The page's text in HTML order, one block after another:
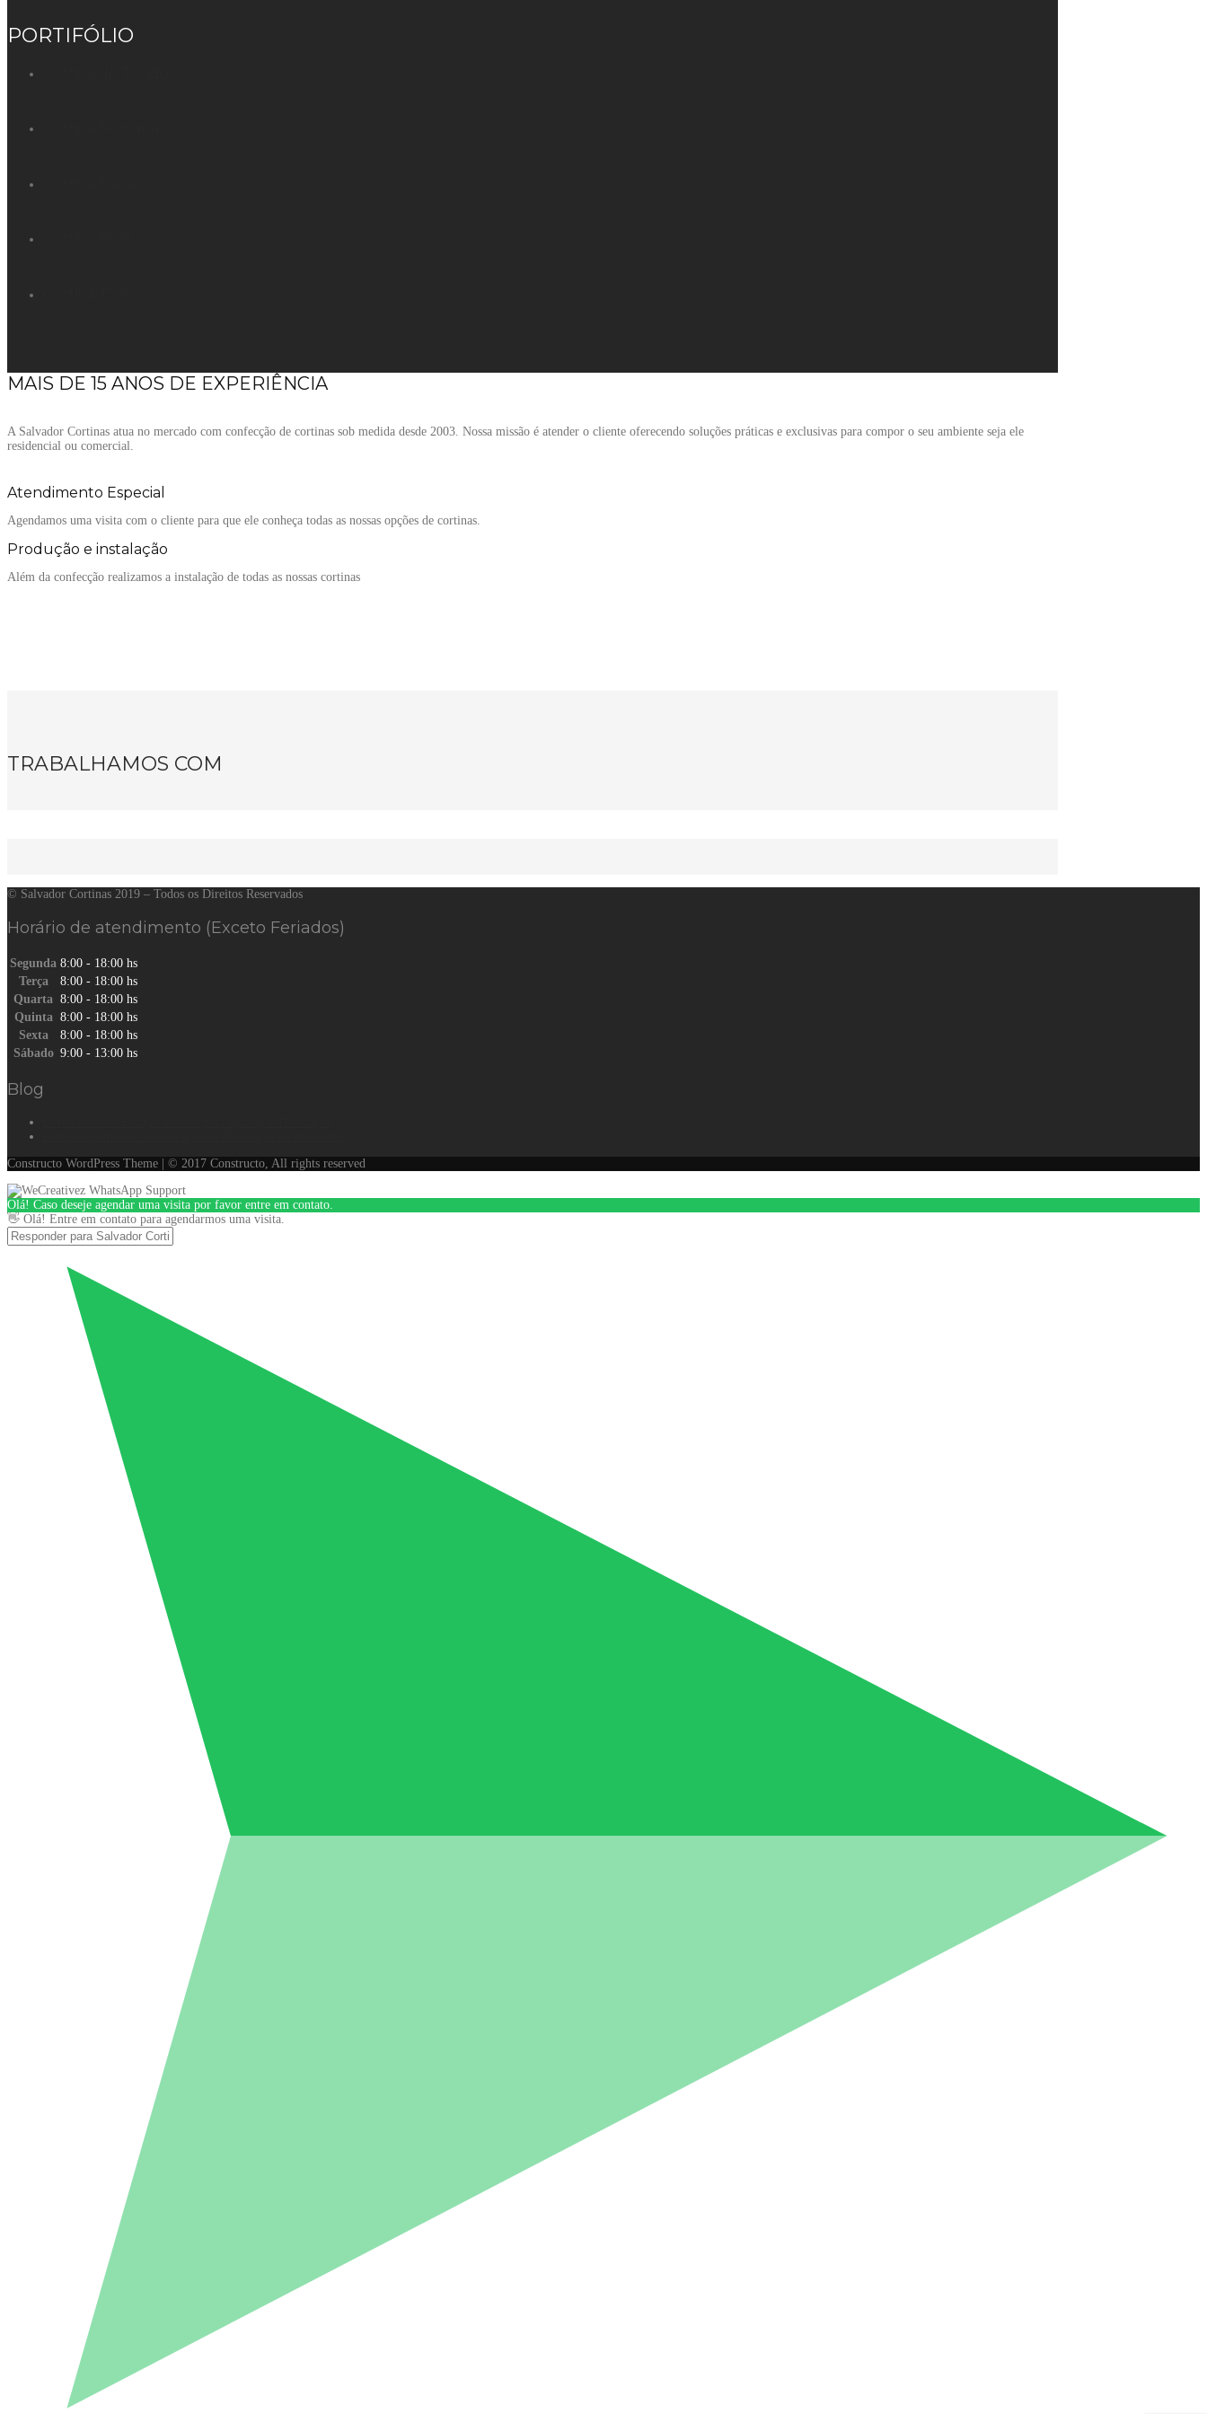
PORTIFÓLIO
MAIS DE 15 ANOS DE EXPERIÊNCIA
A Salvador Cortinas atua no mercado com confecção de cortinas sob medida desde 2003. Nossa missão é atender o cliente oferecendo soluções práticas e exclusivas para compor o seu ambiente seja ele
residencial ou comercial.
Atendimento Especial
Agendamos uma visita com o cliente para que ele conheça todas as nossas opções de cortinas.
Produção e instalação
Além da confecção realizamos a instalação de todas as nossas cortinas
TRABALHAMOS COM
© Salvador Cortinas 2019 – Todos os Direitos Reservados
Horário de atendimento (Exceto Feriados)
Segunda 8:00 - 18:00 hs
Terça
8:00 - 18:00 hs
Quarta 8:00 - 18:00 hs
Quinta 8:00 - 18:00 hs
Sexta
8:00 - 18:00 hs
Sábado 9:00 - 13:00 hs
Blog
Constructo WordPress Theme | © 2017 Constructo, All rights reserved
Olá! Caso deseje agendar uma visita por favor entre em contato.
👋 Olá! Entre em contato para agendarmos uma visita.